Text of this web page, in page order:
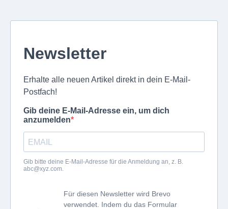
Newsletter
Erhalte alle neuen Artikel direkt in dein E-Mail-
Postfach!
Gib deine E-Mail-Adresse ein, um dich
anzumelden
Gib bitte deine E-Mail-Adresse für die Anmeldung an, z. B.
abc@xyz.com.
Für diesen Newsletter wird Brevo
verwendet. Indem du das Formular